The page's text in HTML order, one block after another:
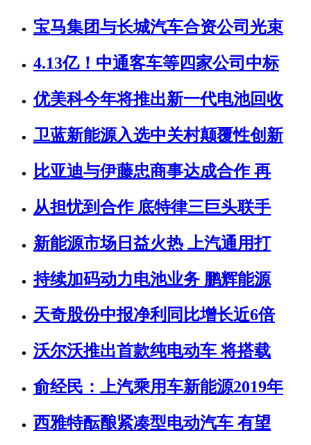
宝马集团与长城汽车合资公司光束
4.13亿！中通客车等四家公司中标
优美科今年将推出新一代电池回收
卫蓝新能源入选中关村颠覆性创新
比亚迪与伊藤忠商事达成合作 再
从担忧到合作 底特律三巨头联手
新能源市场日益火热 上汽通用打
持续加码动力电池业务 鹏辉能源
天奇股份中报净利同比增长近6倍
沃尔沃推出首款纯电动车 将搭载
俞经民：上汽乘用车新能源2019年
西雅特酝酿紧凑型电动汽车 有望